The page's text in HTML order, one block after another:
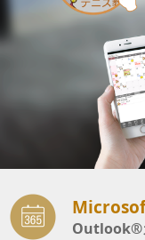
Outlook®